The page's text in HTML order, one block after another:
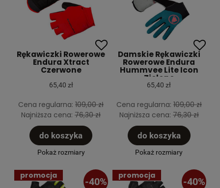
Rękawiczki Rowerowe
Endura Xtract
Czerwone
65,40 zł
Cena regularna:109,00 zł
Najniższa cena:76,30 zł
do koszyka
Pokaż rozmiary
Damskie Rękawiczki
Rowerowe Endura
Hummvee Lite Icon
Zielone
65,40 zł
Cena regularna: 109,00 zł
Najniższa cena: 76,30 zł
do koszyka
Pokaż rozmiary
promocja
-40%
promocja
-40%